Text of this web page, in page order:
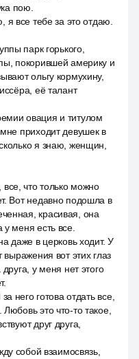
пою.
все тебе за это отдаю.
парк горького,
покорившей америку и
ольгу кормухину,
её талант
овация и титулом
приходит девушек в
я знаю, женщин,
что только можно
Вот недавно подошла в
красивая, она
меня есть все.
даже в церковь ходит. У
вот этих глаз
у меня нет этого
него готова отдать все,
это что-то такое,
друг друга,
собой взаимосвязь,